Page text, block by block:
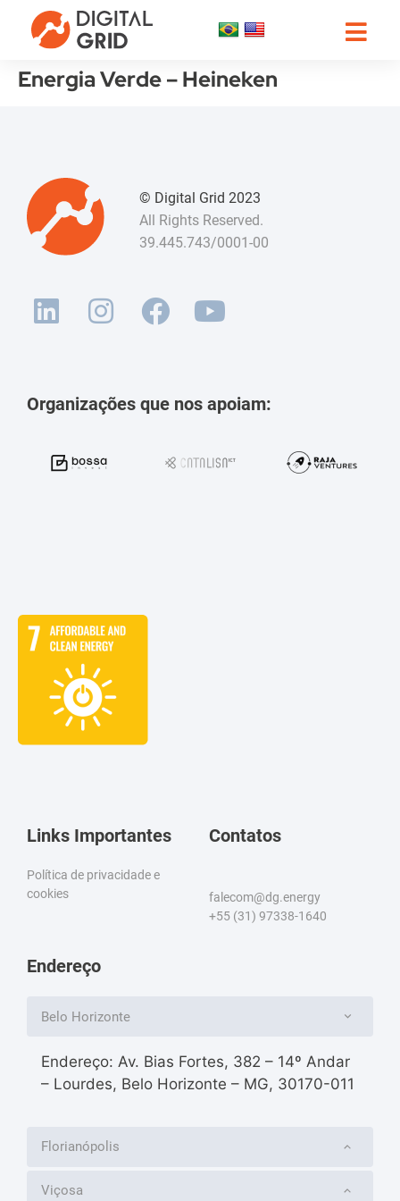
Energia Verde – Heineken
© Digital Grid 2023
All Rights Reserved.
39.445.743/0001-00
Organizações que nos apoiam:
Links Importantes
Política de privacidade e
cookies
Contatos
falecom@dg.energy
+55 (31) 97338-1640
Endereço
Belo Horizonte
Endereço: Av. Bias Fortes, 382 – 14º Andar
– Lourdes, Belo Horizonte – MG, 30170-011
Florianópolis
Viçosa